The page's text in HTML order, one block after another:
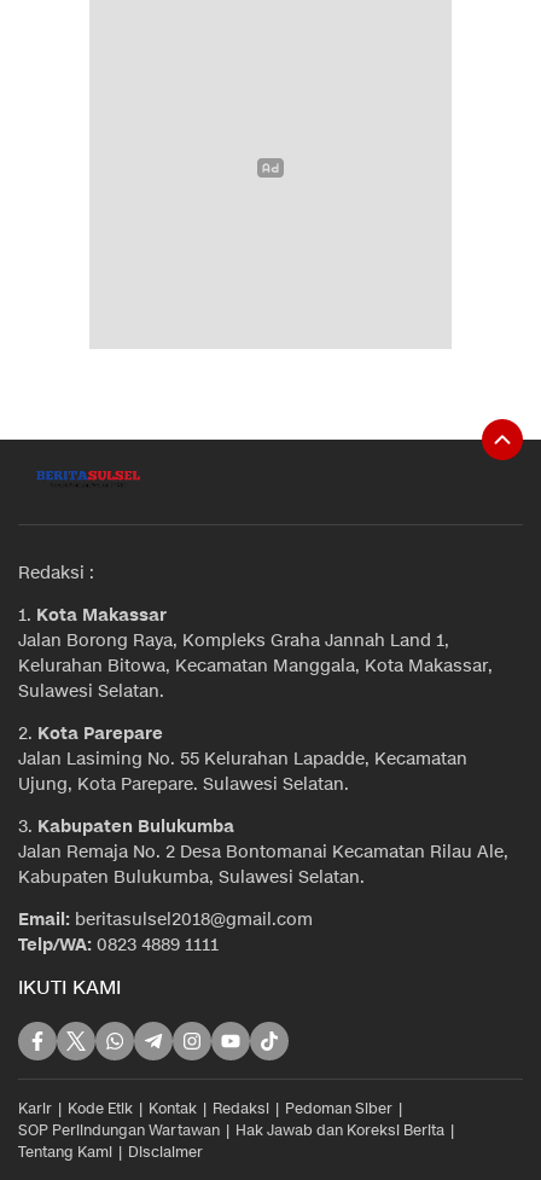
Redaksi :
1. Kota Makassar
Jalan Borong Raya, Kompleks Graha Jannah Land 1,
Kelurahan Bitowa, Kecamatan Manggala, Kota Makassar,
Sulawesi Selatan.
2. Kota Parepare
Jalan Lasiming No. 55 Kelurahan Lapadde, Kecamatan
Ujung, Kota Parepare. Sulawesi Selatan.
3. Kabupaten Bulukumba
Jalan Remaja No. 2 Desa Bontomanai Kecamatan Rilau Ale,
Kabupaten Bulukumba, Sulawesi Selatan.
Email: beritasulsel2018@gmail.com
Telp/WA: 0823 4889 1111
IKUTI KAMI
Karir Kode Etik Kontak Redaksi
Pedoman Siber
SOP Perlindungan Wartawan
Hak Jawab dan Koreksi Berita
Tentang Kami
Disclaimer